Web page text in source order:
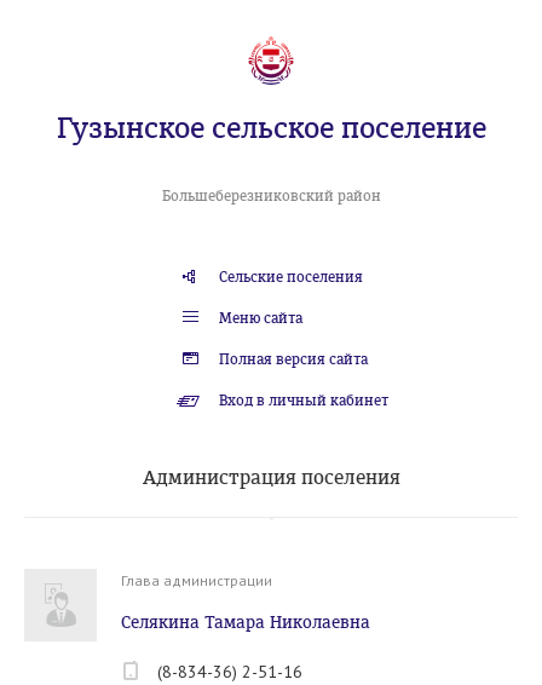
Гузынское сельское поселение
Большеберезниковский район
Сельские поселения
Меню сайта
Полная версия сайта
Вход в личный кабинет
Администрация поселения
Глава администрации
Селякина Тамара Николаевна
(8-834-36) 2-51-16